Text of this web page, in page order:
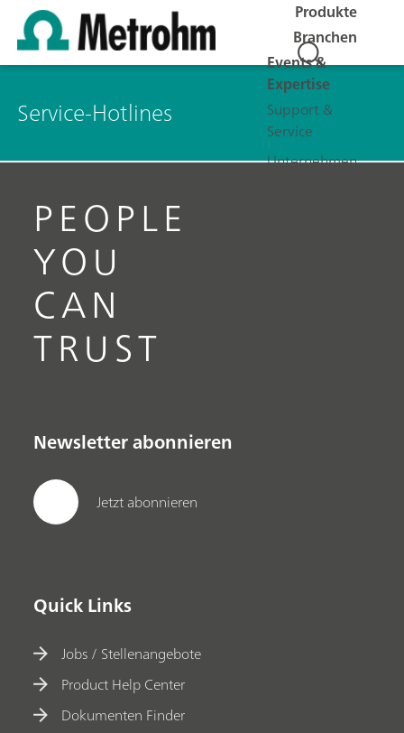
Produkte
Branchen
Events &
Expertise
Support &
Service
Unternehmen
Service-Hotlines
PEOPLE
YOU
CAN
TRUST
Newsletter abonnieren
Jetzt abonnieren
Quick Links
Jobs / Stellenangebote
Product Help Center
Dokumenten Finder